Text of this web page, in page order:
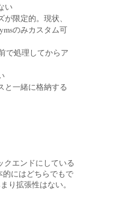
い
限定的。現状、
のみカスタム可
で処理してからア
と一緒に格納する
クエンドにしている
的にはどちらでもで
り拡張性はない。